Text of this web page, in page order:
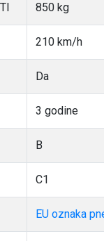
850 kg
210 km/h
Da
3 godine
B
C1
EU oznaka